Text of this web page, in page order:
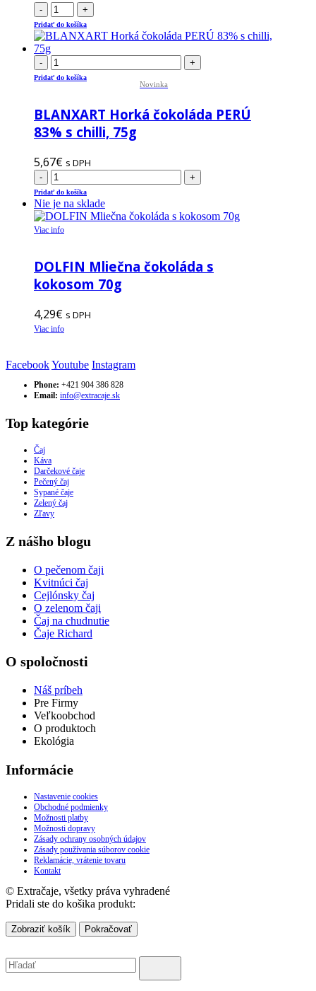
- +
Pridať do košíka
- +
Pridať do košíka
Novinka
BLANXART Horká čokoláda PERÚ
83% s chilli, 75g
5,67€ s DPH
- +
Pridať do košíka
Nie je na sklade
Viac info
DOLFIN Mliečna čokoláda s
kokosom 70g
4,29€ s DPH
Viac info
FacebookYoutube Instagram
Phone: +421 904 386 828
Email: info@extracaje.sk
Top kategórie
Čaj
Káva
Darčekové čaje
Pečený čaj
Sypané čaje
Zelený čaj
Zľavy
Z nášho blogu
O pečenom čaji
Kvitnúci čaj
Cejlónsky čaj
O zelenom čaji
Čaj na chudnutie
Čaje Richard
O spoločnosti
Náš príbeh
Pre Firmy
Veľkoobchod
O produktoch
Ekológia
Informácie
Nastavenie cookies
Obchodné podmienky
Možnosti platby
Možnosti dopravy
Zásady ochrany osobných údajov
Zásady používania súborov cookie
Reklamácie, vrátenie tovaru
Kontakt
© Extračaje, všetky práva vyhradené
Pridali ste do košika produkt:
Zobraziť košík Pokračovať